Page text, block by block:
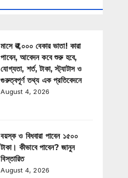
মাসে ₹৩,০০০ বেকার ভাতা! কারা
পাবেন, আবেদন কবে শুরু হবে,
যোগ্যতা, শর্ত, টাকা, স্ট্যাটাস ও
গুরুত্বপূর্ণ তথ্য এক প্রতিবেদনে
August 4, 2026
বয়স্ক ও বিধবারা পাবেন ১৫০০
টাকা। কীভাবে পাবেন? জানুন
বিস্তারিত
August 4, 2026